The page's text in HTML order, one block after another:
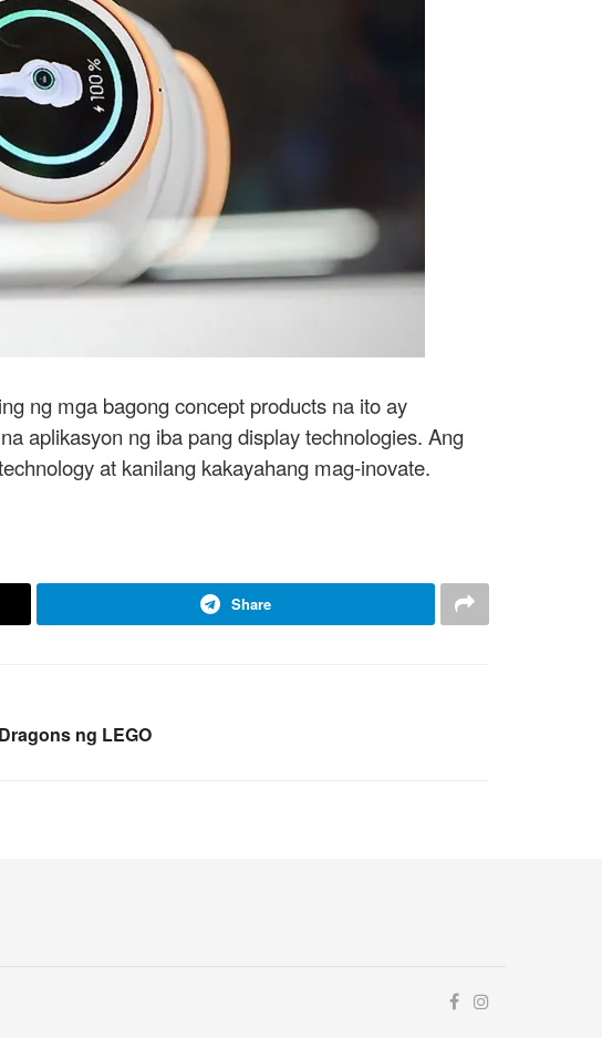
ng mga bagong concept products na ito ay
aplikasyon ng iba pang display technologies. Ang
at kanilang kakayahang mag-inovate.
Share
ng LEGO